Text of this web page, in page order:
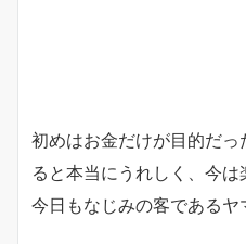
初めはお金だけが目的だ
ると本当にうれしく、今は
今日もなじみの客であるヤ